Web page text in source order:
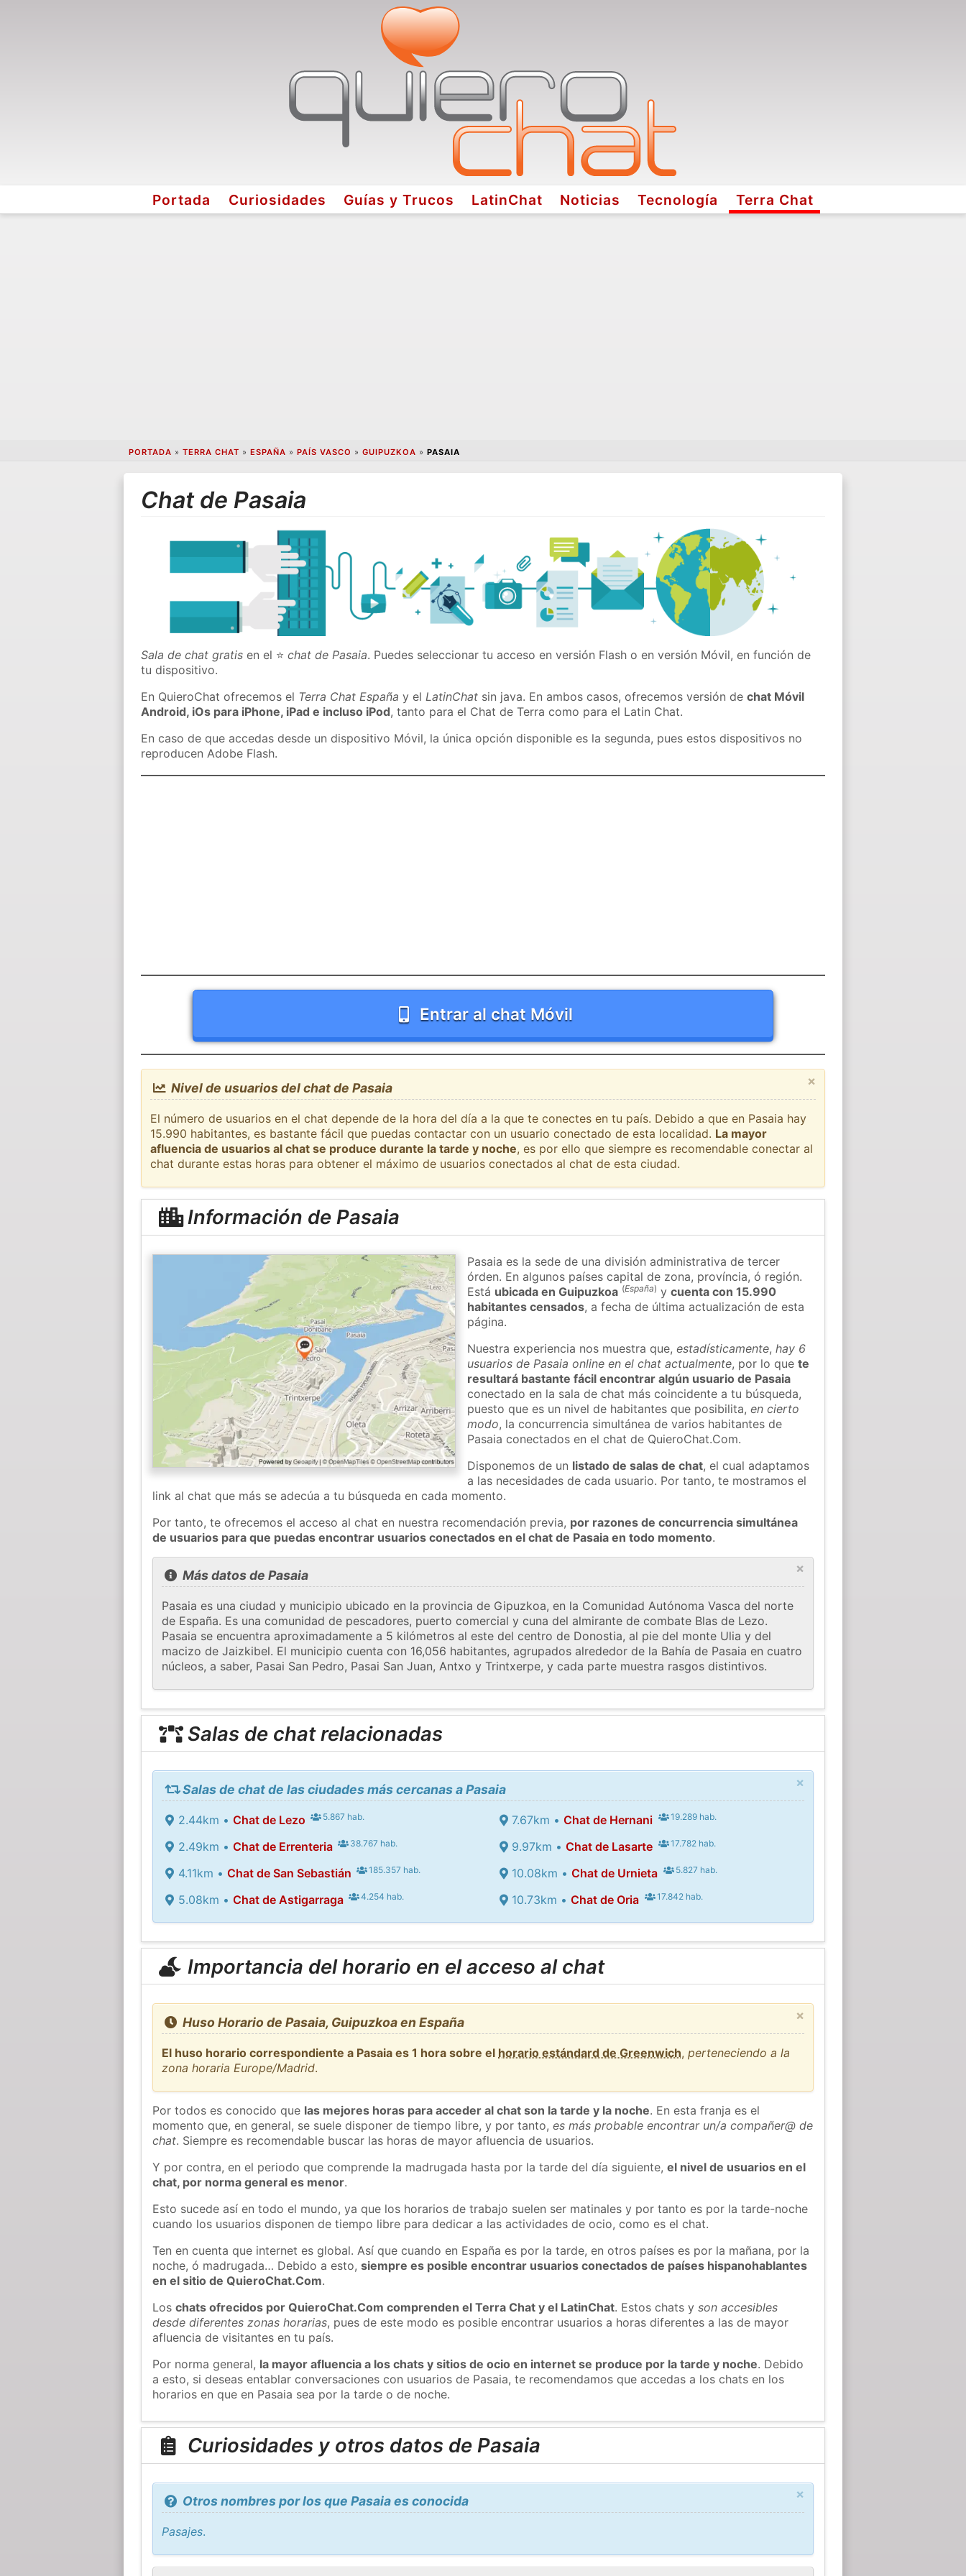
Portada Curiosidades Guías y Trucos LatinChat Noticias Tecnología Terra Chat
PORTADA » TERRA CHAT » ESPAÑA » PAÍS VASCO » GUIPUZKOA » PASAIA
Chat de Pasaia
Sala de chat gratis en el ⭐chat de Pasaia. Puedes seleccionar tu acceso en versión Flash o en versión Móvil, en función de
tu dispositivo.
En QuieroChat ofrecemos el Terra Chat España y elLatinChat sin java. En ambos casos, ofrecemos versión dechat Móvil
Android, iOs para iPhone, iPad e incluso iPod, tanto para el Chat de Terra como para el Latin Chat.
En caso de que accedas desde un dispositivo Móvil, la única opción disponible es la segunda, pues estos dispositivos no
reproducen Adobe Flash.
Entrar al chat Móvil
×
Nivel de usuarios del chat de Pasaia
El número de usuarios en el chat depende de la hora del día a la que te conectes en tu país. Debido a que en Pasaia hay
15.990 habitantes, es bastante fácil que puedas contactar con un usuario conectado de esta localidad. La mayor
afluencia de usuarios al chat se produce durante la tarde y noche, es por ello que siempre es recomendable conectar al
chat durante estas horas para obtener el máximo de usuarios conectados al chat de esta ciudad.
Información de Pasaia
Pasaia es la sede de una división administrativa de tercer
órden. En algunos países capital de zona, província, ó región.
Está ubicada en Guipuzkoa (España) ycuenta con 15.990
habitantes censados, a fecha de última actualización de esta
página.
Nuestra experiencia nos muestra que,estadísticamente,hay 6
usuarios de Pasaia online en el chat actualmente, por lo quete
resultará bastante fácil encontrar algún usuario de Pasaia
conectado en la sala de chat más coincidente a tu búsqueda,
puesto que es un nivel de habitantes que posibilita,en cierto
modo, la concurrencia simultánea de varios habitantes de
Pasaia conectados en el chat de QuieroChat.Com.
Disponemos de un listado de salas de chat, el cual adaptamos
a las necesidades de cada usuario. Por tanto, te mostramos el
link al chat que más se adecúa a tu búsqueda en cada momento.
Por tanto, te ofrecemos el acceso al chat en nuestra recomendación previa, por razones de concurrencia simultánea
de usuarios para que puedas encontrar usuarios conectados en el chat de Pasaia en todo momento.
×
Más datos de Pasaia
Pasaia es una ciudad y municipio ubicado en la provincia de Gipuzkoa, en la Comunidad Autónoma Vasca del norte
de España. Es una comunidad de pescadores, puerto comercial y cuna del almirante de combate Blas de Lezo.
Pasaia se encuentra aproximadamente a 5 kilómetros al este del centro de Donostia, al pie del monte Ulia y del
macizo de Jaizkibel. El municipio cuenta con 16,056 habitantes, agrupados alrededor de la Bahía de Pasaia en cuatro
núcleos, a saber, Pasai San Pedro, Pasai San Juan, Antxo y Trintxerpe, y cada parte muestra rasgos distintivos.
Salas de chat relacionadas
×
Salas de chat de las ciudades más cercanas a Pasaia
2.44km • Chat de Lezo 5.867 hab.
2.49km • Chat de Errenteria 38.767 hab.
4.11km • Chat de San Sebastián 185.357 hab.
5.08km • Chat de Astigarraga 4.254 hab.
7.67km •Chat de Hernani 19.289 hab.
9.97km •Chat de Lasarte 17.782 hab.
10.08km •Chat de Urnieta 5.827 hab.
10.73km •Chat de Oria 17.842 hab.
Importancia del horario en el acceso al chat
×
Huso Horario de Pasaia, Guipuzkoa en España
El huso horario correspondiente a Pasaia es 1 hora sobre el horario estándard de Greenwich,perteneciendo a la
zona horaria Europe/Madrid.
Por todos es conocido que las mejores horas para acceder al chat son la tarde y la noche. En esta franja es el
momento que, en general, se suele disponer de tiempo libre, y por tanto,es más probable encontrar un/a compañer@ de
chat. Siempre es recomendable buscar las horas de mayor afluencia de usuarios.
Y por contra, en el periodo que comprende la madrugada hasta por la tarde del día siguiente,el nivel de usuarios en el
chat, por norma general es menor.
Esto sucede así en todo el mundo, ya que los horarios de trabajo suelen ser matinales y por tanto es por la tarde-noche
cuando los usuarios disponen de tiempo libre para dedicar a las actividades de ocio, como es el chat.
Ten en cuenta que internet es global. Así que cuando en España es por la tarde, en otros países es por la mañana, por la
noche, ó madrugada… Debido a esto,siempre es posible encontrar usuarios conectados de países hispanohablantes
en el sitio de QuieroChat.Com.
Loschats ofrecidos por QuieroChat.Com comprenden el Terra Chat y el LatinChat. Estos chats yson accesibles
desde diferentes zonas horarias, pues de este modo es posible encontrar usuarios a horas diferentes a las de mayor
afluencia de visitantes en tu país.
Por norma general, la mayor afluencia a los chats y sitios de ocio en internet se produce por la tarde y noche. Debido
a esto, si deseas entablar conversaciones con usuarios de Pasaia, te recomendamos que accedas a los chats en los
horarios en que en Pasaia sea por la tarde o de noche.
Curiosidades y otros datos de Pasaia
×
Otros nombres por los que Pasaia es conocida
Pasajes.